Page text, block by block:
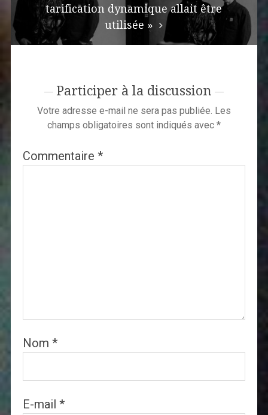
tarification dynamique allait être
utilisée »
Participer à la discussion
Votre adresse e-mail ne sera pas publiée. Les
champs obligatoires sont indiqués avec *
Commentaire *
Nom *
E-mail *